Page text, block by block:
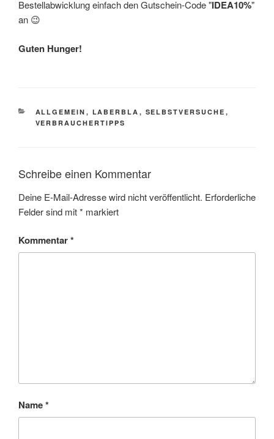
Bestellabwicklung einfach den Gutschein-Code "IDEA10%"
an 😉
Guten Hunger!
KATEGORIEN
ALLGEMEIN , LABERBLA , SELBSTVERSUCHE ,
VERBRAUCHERTIPPS
Schreibe einen Kommentar
Deine E-Mail-Adresse wird nicht veröffentlicht. Erforderliche
Felder sind mit* markiert
Kommentar*
Name*